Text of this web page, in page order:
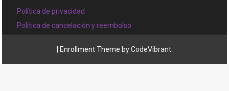
Política de privacidad
Política de cancelación y reembolso
Enrollment Theme byCodeVibrant.